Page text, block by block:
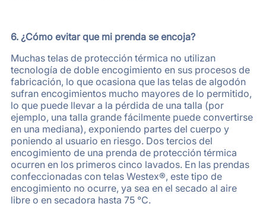
6. ¿Cómo evitar que mi prenda se encoja?
Muchas telas de protección térmica no utilizan
tecnología de doble encogimiento en sus procesos de
fabricación, lo que ocasiona que las telas de algodón
sufran encogimientos mucho mayores de lo permitido,
lo que puede llevar a la pérdida de una talla (por
ejemplo, una talla grande fácilmente puede convertirse
en una mediana), exponiendo partes del cuerpo y
poniendo al usuario en riesgo. Dos tercios del
encogimiento de una prenda de protección térmica
ocurren en los primeros cinco lavados. En las prendas
confeccionadas con telas Westex®, este tipo de
encogimiento no ocurre, ya sea en el secado al aire
libre o en secadora hasta 75 °C.